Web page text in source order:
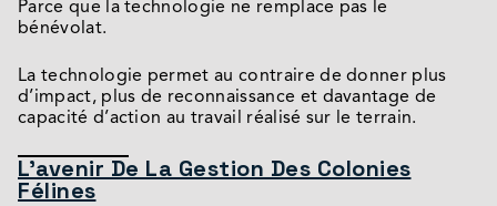
Parce que la technologie ne remplace pas le
bénévolat.
La technologie permet au contraire de donner plus
d’impact, plus de reconnaissance et davantage de
capacité d’action au travail réalisé sur le terrain.
L’avenir De La Gestion Des Colonies
Félines